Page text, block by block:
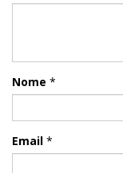
Nome *
Email *